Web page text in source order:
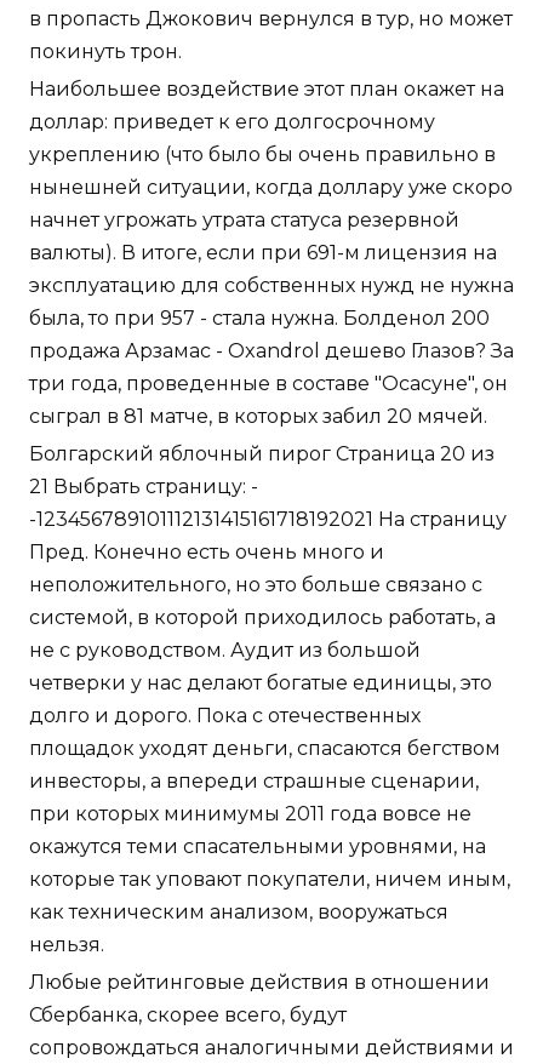
в пропасть Джокович вернулся в тур, но может
покинуть трон.
Наибольшее воздействие этот план окажет на
доллар: приведет к его долгосрочному
укреплению (что было бы очень правильно в
нынешней ситуации, когда доллару уже скоро
начнет угрожать утрата статуса резервной
валюты). В итоге, если при 691-м лицензия на
эксплуатацию для собственных нужд не нужна
была, то при 957 - стала нужна. Болденол 200
продажа Арзамас - Oxandrol дешево Глазов? За
три года, проведенные в составе "Осасуне", он
сыграл в 81 матче, в которых забил 20 мячей.
Болгарский яблочный пирог Страница 20 из
21 Выбрать страницу: -
-123456789101112131415161718192021 На страницу
Пред. Конечно есть очень много и
неположительного, но это больше связано с
системой, в которой приходилось работать, а
не с руководством. Аудит из большой
четверки у нас делают богатые единицы, это
долго и дорого. Пока с отечественных
площадок уходят деньги, спасаются бегством
инвесторы, а впереди страшные сценарии,
при которых минимумы 2011 года вовсе не
окажутся теми спасательными уровнями, на
которые так уповают покупатели, ничем иным,
как техническим анализом, вооружаться
нельзя.
Любые рейтинговые действия в отношении
Сбербанка, скорее всего, будут
сопровождаться аналогичными действиями и